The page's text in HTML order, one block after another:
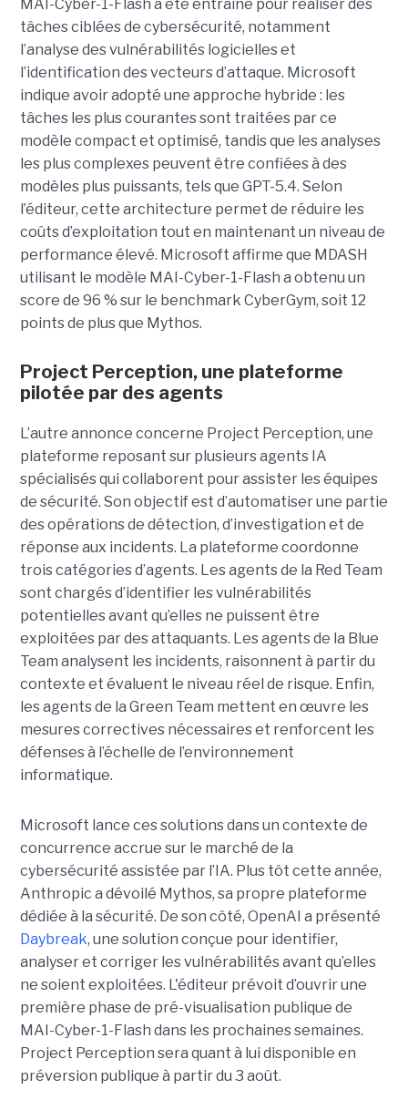
MAI-Cyber-1-Flash a été entraîné pour réaliser des
tâches ciblées de cybersécurité, notamment
l’analyse des vulnérabilités logicielles et
l’identification des vecteurs d’attaque. Microsoft
indique avoir adopté une approche hybride : les
tâches les plus courantes sont traitées par ce
modèle compact et optimisé, tandis que les analyses
les plus complexes peuvent être confiées à des
modèles plus puissants, tels que GPT-5.4. Selon
l’éditeur, cette architecture permet de réduire les
coûts d’exploitation tout en maintenant un niveau de
performance élevé. Microsoft affirme que MDASH
utilisant le modèle MAI-Cyber-1-Flash a obtenu un
score de 96 % sur le benchmark CyberGym, soit 12
points de plus que Mythos.
Project Perception, une plateforme
pilotée par des agents
L’autre annonce concerne Project Perception, une
plateforme reposant sur plusieurs agents IA
spécialisés qui collaborent pour assister les équipes
de sécurité. Son objectif est d’automatiser une partie
des opérations de détection, d’investigation et de
réponse aux incidents. La plateforme coordonne
trois catégories d’agents. Les agents de la Red Team
sont chargés d’identifier les vulnérabilités
potentielles avant qu’elles ne puissent être
exploitées par des attaquants. Les agents de la Blue
Team analysent les incidents, raisonnent à partir du
contexte et évaluent le niveau réel de risque. Enfin,
les agents de la Green Team mettent en œuvre les
mesures correctives nécessaires et renforcent les
défenses à l’échelle de l’environnement
informatique.
Microsoft lance ces solutions dans un contexte de
concurrence accrue sur le marché de la
cybersécurité assistée par l’IA. Plus tôt cette année,
Anthropic a dévoilé Mythos, sa propre plateforme
dédiée à la sécurité. De son côté, OpenAI a présenté
Daybreak, une solution conçue pour identifier,
analyser et corriger les vulnérabilités avant qu’elles
ne soient exploitées. L'éditeur prévoit d’ouvrir une
première phase de pré-visualisation publique de
MAI-Cyber-1-Flash dans les prochaines semaines.
Project Perception sera quant à lui disponible en
préversion publique à partir du 3 août.